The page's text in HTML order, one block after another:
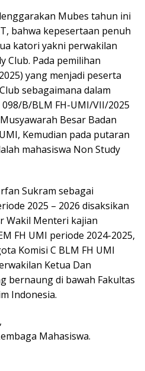
Mubes tahun ini
bahwa kepesertaan penuh
katori yakni perwakilan
Club. Pada pemilihan
yang menjadi peserta
sebagaimana dalam
B/BLM FH-UMI/VII/2025
Besar Badan
Kemudian pada putaran
mahasiswa Non Study
Sukram sebagai
2025 – 2026 disaksikan
Wakil Menteri kajian
FH UMI periode 2024-2025,
Komisi C BLM FH UMI
Ketua Dan
bernaung di bawah Fakultas
Indonesia.
Mahasiswa.